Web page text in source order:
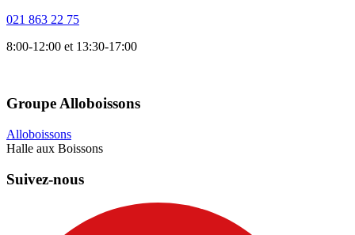
021 863 22 75
8:00-12:00 et 13:30-17:00
Groupe Alloboissons
Alloboissons
Halle aux Boissons
Suivez-nous